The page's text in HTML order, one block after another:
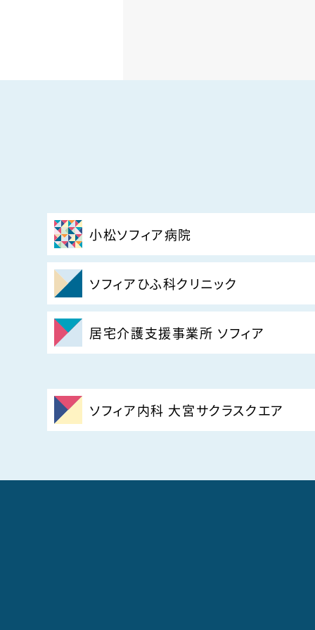
小松ソフィア病院
ソフィアひふ科クリニック
居宅介護支援事業所 ソフィア
ソフィア内科 大宮サクラスクエア